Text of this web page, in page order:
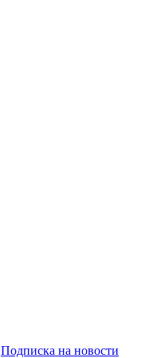
Подписка на новости